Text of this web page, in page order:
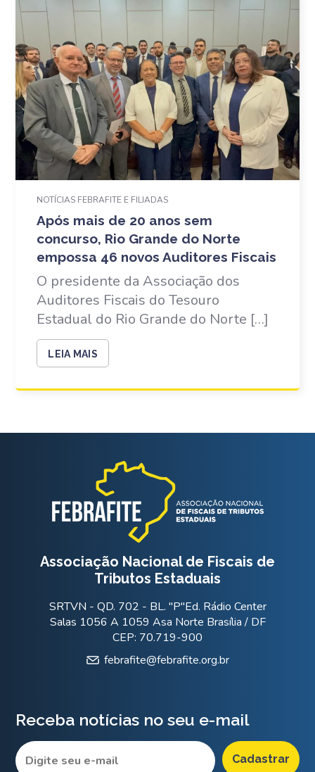
NOTÍCIAS FEBRAFITE E FILIADAS
Após mais de 20 anos sem
concurso, Rio Grande do Norte
empossa 46 novos Auditores Fiscais
O presidente da Associação dos
Auditores Fiscais do Tesouro
Estadual do Rio Grande do Norte […]
LEIA MAIS
Associação Nacional de Fiscais de
Tributos Estaduais
SRTVN - QD. 702 - BL. "P"Ed. Rádio Center
Salas 1056 A 1059 Asa Norte Brasília / DF
CEP: 70.719-900
febrafite@febrafite.org.br
Receba notícias no seu e-mail